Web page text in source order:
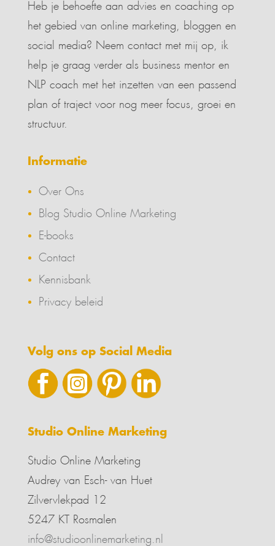
Heb je behoefte aan advies en coaching op
het gebied van online marketing, bloggen en
social media? Neem contact met mij op, ik
help je graag verder als business mentor en
NLP coach met het inzetten van een passend
plan of traject voor nog meer focus, groei en
structuur.
Informatie
Over Ons
Blog Studio Online Marketing
E-books
Contact
Kennisbank
Privacy beleid
Volg ons op Social Media
Studio Online Marketing
Studio Online Marketing
Audrey van Esch- van Huet
Zilvervlekpad 12
5247 KT Rosmalen
info@studioonlinemarketing.nl